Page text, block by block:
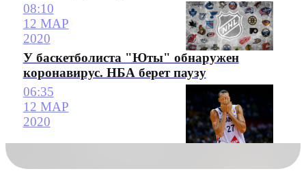
08:10
12 МАР
2020
У баскетболиста "Юты" обнаружен
коронавирус. НБА берет паузу
06:35
12 МАР
2020